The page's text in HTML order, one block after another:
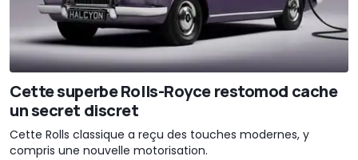
Cette superbe Rolls-Royce restomod cache
un secret discret
Cette Rolls classique a reçu des touches modernes, y
compris une nouvelle motorisation.